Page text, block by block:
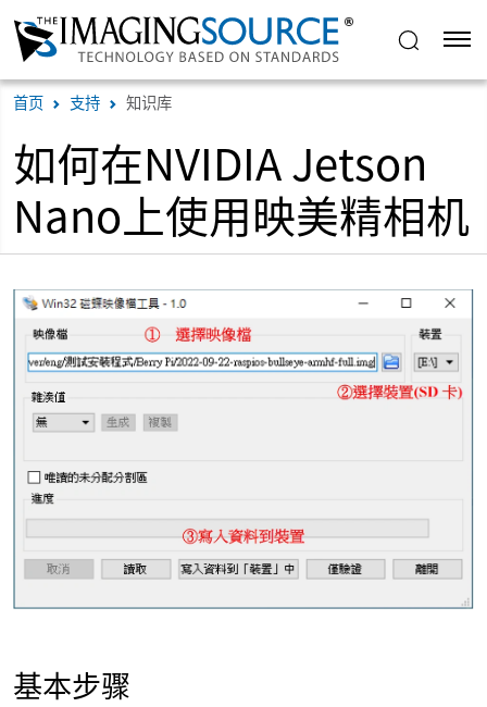
首页 支持 知识库
如何在NVIDIA Jetson
Nano上使用映美精相机
基本步骤